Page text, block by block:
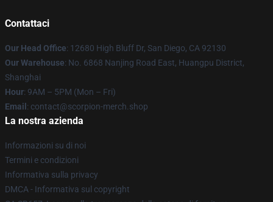
Contattaci
Our Head Office: 12680 High Bluff Dr, San Diego, CA 92130
Our Warehouse: No. 6868 Nanjing Road East, Huangpu District,
Shanghai
Hour: 9AM – 5PM (Mon – Fri)
Email : contact@scorpion-merch.shop
La nostra azienda
Informazioni su di noi
Termini e condizioni
Informativa sulla privacy
DMCA - Informativa sul copyright